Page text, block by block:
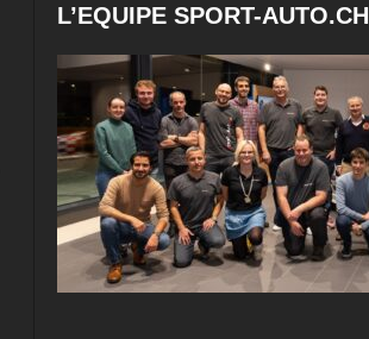
L’EQUIPE SPORT-AUTO.CH